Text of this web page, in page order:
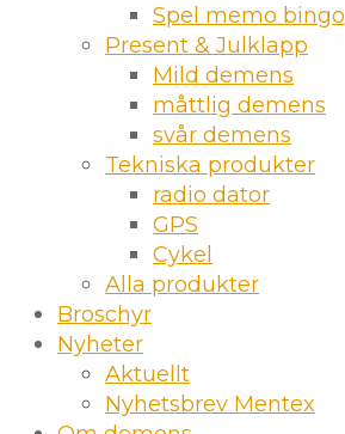
Spel memo bingo
Present & Julklapp
Mild demens
måttlig demens
svår demens
Tekniska produkter
radio dator
GPS
Cykel
Alla produkter
Broschyr
Nyheter
Aktuellt
Nyhetsbrev Mentex